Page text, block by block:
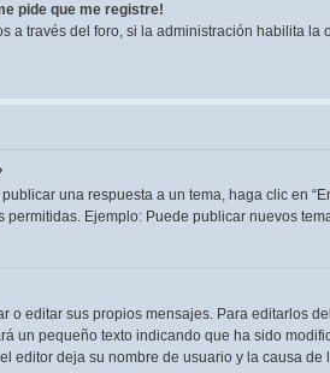
pide que me registre!
a través del foro, si la administración habilita
una respuesta a un tema, haga clic en
Ejemplo: Puede publicar nuevos
o editar sus propios mensajes. Para editarlos
un pequeño texto indicando que ha sido
editor deja su nombre de usuario y la causa